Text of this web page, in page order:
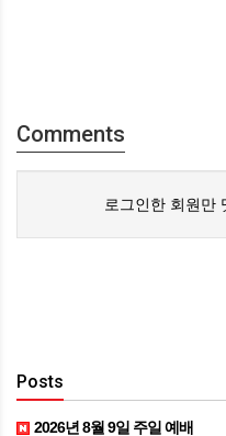
Comments
로그인한 회원만
Posts
2026년 8월 9일 주일 예배